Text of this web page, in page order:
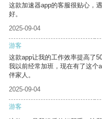
这款加速器app的客服很贴心，
好。
2025-09-04
游客
这款app让我的工作效率提高了
我以前经常加班，现在有了这个
伴家人。
2025-09-04
游客